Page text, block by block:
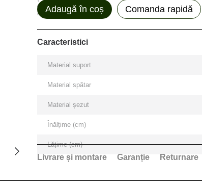
Adaugă în coș Comanda rapidă
Caracteristici
Material suport
Material spătar
Material șezut
Înălțime (cm)
Lățime (cm)
Livrare și montare Garanție Returnare